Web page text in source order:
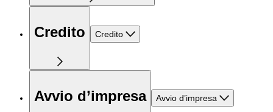
Credito Credito
Avvio d’impresa Avvio d’impresa